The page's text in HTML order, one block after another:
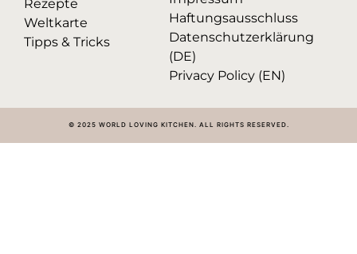
Rezepte
Weltkarte
Tipps & Tricks
Haftungsausschluss
Datenschutzerklärung
(DE)
Privacy Policy (EN)
© 2025 WORLD LOVING KITCHEN. ALL RIGHTS RESERVED.